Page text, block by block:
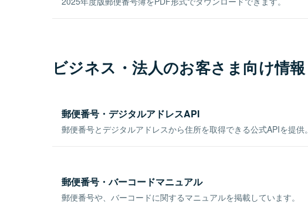
ビジネス・法人のお客さま向け情報
郵便番号・デジタルアドレスAPI
郵便番号とデジタルアドレスから住所を取得できる公式APIを提供。
郵便番号・バーコードマニュアル
郵便番号や、バーコードに関するマニュアルを掲載しています。